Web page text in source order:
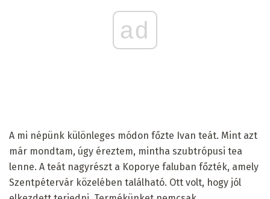
ad
A mi népünk különleges módon főzte Ivan teát. Mint azt
már mondtam, úgy éreztem, mintha szubtrópusi tea
lenne. A teát nagyrészt a Koporye faluban főzték, amely
Szentpétervár közelében található. Ott volt, hogy jól